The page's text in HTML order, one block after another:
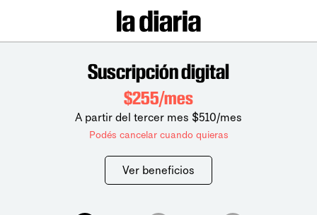
Suscripción digital
$255/mes
A partir del tercer mes $510/mes
Podés cancelar cuando quieras
Ver beneficios